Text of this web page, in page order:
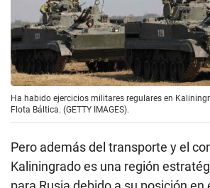
Ha habido ejercicios militares regulares en
Flota Báltica. (GETTY IMAGES).
Pero además del transporte y el
Kaliningrado es una región